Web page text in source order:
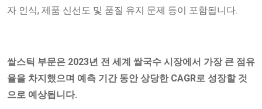
자 인식, 제품 신선도 및 품질 유지 문제 등이 포함됩니다.
쌀스틱 부문은 2023년 전 세계 쌀국수 시장에서 가장 큰 점유
율을 차지했으며 예측 기간 동안 상당한 CAGR로 성장할 것
으로 예상됩니다.